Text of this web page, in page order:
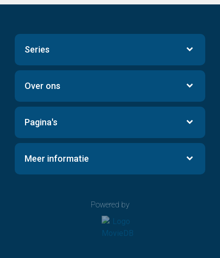
Series
Over ons
Pagina's
Meer informatie
Powered by